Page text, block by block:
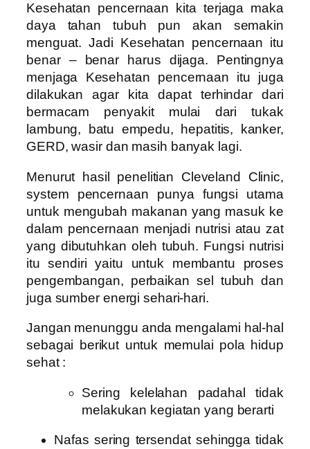
Kesehatan pencernaan kita terjaga maka
daya tahan tubuh pun akan semakin
menguat. Jadi Kesehatan pencernaan itu
benar – benar harus dijaga. Pentingnya
menjaga Kesehatan pencernaan itu juga
dilakukan agar kita dapat terhindar dari
bermacam penyakit mulai dari tukak
lambung, batu empedu, hepatitis, kanker,
GERD, wasir dan masih banyak lagi.
Menurut hasil penelitian Cleveland Clinic,
system pencernaan punya fungsi utama
untuk mengubah makanan yang masuk ke
dalam pencernaan menjadi nutrisi atau zat
yang dibutuhkan oleh tubuh. Fungsi nutrisi
itu sendiri yaitu untuk membantu proses
pengembangan, perbaikan sel tubuh dan
juga sumber energi sehari-hari.
Jangan menunggu anda mengalami hal-hal
sebagai berikut untuk memulai pola hidup
sehat :
Sering kelelahan padahal tidak
melakukan kegiatan yang berarti
Nafas sering tersendat sehingga tidak